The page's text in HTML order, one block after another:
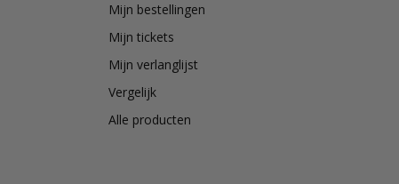
Mijn bestellingen
Mijn tickets
Mijn verlanglijst
Vergelijk
Alle producten